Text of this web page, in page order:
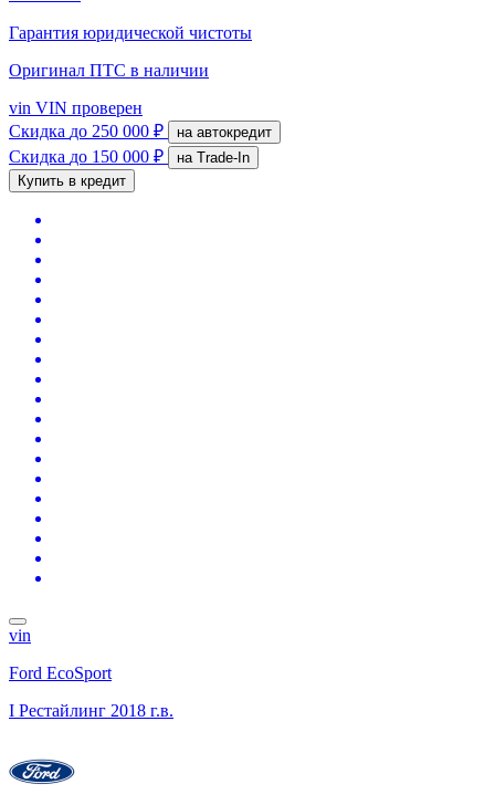
Гарантия юридической чистоты
Оригинал ПТС в наличии
vin VIN проверен
Скидка до 250 000 ₽ на автокредит
Скидка до 150 000 ₽
на Trade-In
Купить в кредит
vin
Ford EcoSport
I Рестайлинг 2018 г.в.